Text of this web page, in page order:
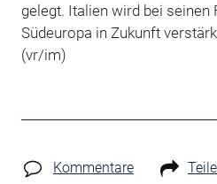
gelegt. Italien wird bei seinen
Südeuropa in Zukunft
(vr/im)
Kommentare